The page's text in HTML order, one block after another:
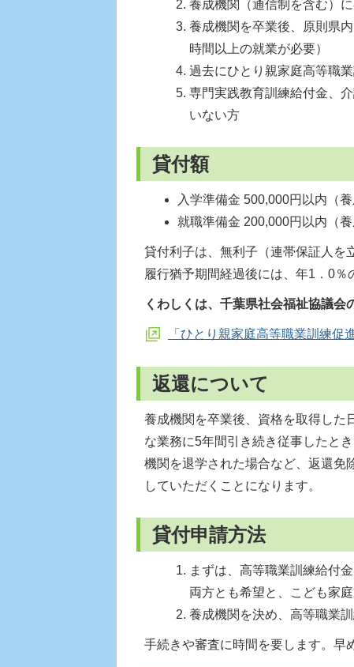
養成機関（通信制を含む）
養成機関を卒業後、原則県
時間以上の就業が必要）
過去にひとり親家庭高等職
専門実践教育訓練給付金、
いない方
貸付額
入学準備金 500,000円以内（
就職準備金 200,000円以内（
貸付利子は、無利子（連帯保証人を
履行猶予期間経過後には、年1．0％
くわしくは、千葉県社会福祉協議会
「ひとり親家庭高等職業訓練
返還について
養成機関を卒業後、資格を取得した
な業務に5年間引き続き従事したと
機関を退学された場合など、返還免
していただくことになります。
貸付申請方法
まずは、高等職業訓練給付
両方とも希望と、こども家
養成機関を決め、高等職業
手続きや審査に時間を要します。早